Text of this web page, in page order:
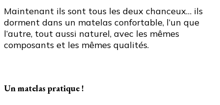
Maintenant ils sont tous les deux chanceux… ils
dorment dans un matelas confortable, l’un que
l’autre, tout aussi naturel, avec les mêmes
composants et les mêmes qualités.
Un matelas pratique !